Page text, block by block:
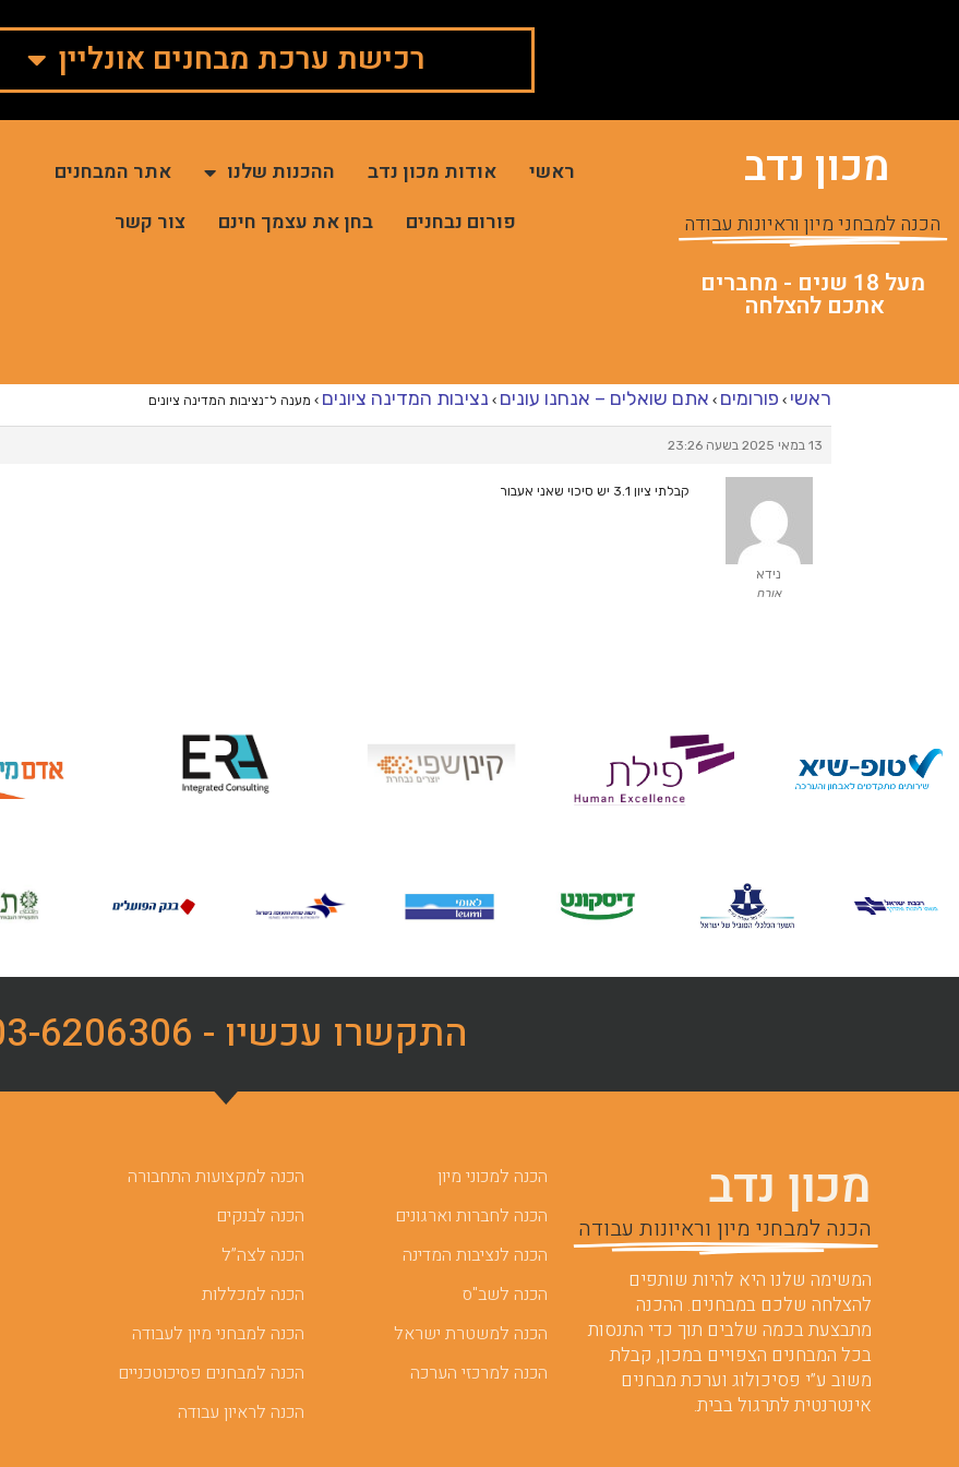
רכישת ערכת מבחנים אונליין
מכון נדב
הכנה למבחני מיון וראיונות עבודה
מעל 18 שנים - מחברים
אתכם להצלחה
ראשי אודות מכון נדב ההכנות שלנו
אתר המבחנים
פורום נבחנים
בחן את עצמך חינם צור קשר
ראשי › פורומים › אתם שואלים – אנחנו עונים › נציבות המדינה ציונים › מענה ל־נציבות המדינה ציונים
13 במאי 2025 בשעה 23:26
נידא
אורח
קבלתי ציון 3.1 יש סיכוי שאני אעבור
התקשרו עכשיו - 03-6206306
מכון נדב
הכנה למבחני מיון וראיונות עבודה
המשימה שלנו היא להיות שותפים
להצלחה שלכם במבחנים. ההכנה
מתבצעת בכמה שלבים תוך כדי התנסות
בכל המבחנים הצפויים במכון, קבלת
משוב ע”י פסיכולוג וערכת מבחנים
אינטרנטית לתרגול בבית.
הכנה למכוני מיון
הכנה לחברות וארגונים
הכנה לנציבות המדינה
הכנה לשב"ס
הכנה למשטרת ישראל
הכנה למרכזי הערכה
הכנה למקצועות התחבורה
הכנה לבנקים
הכנה לצה”ל
הכנה למכללות
הכנה למבחני מיון לעבודה
הכנה למבחנים פסיכוטכניים
הכנה לראיון עבודה